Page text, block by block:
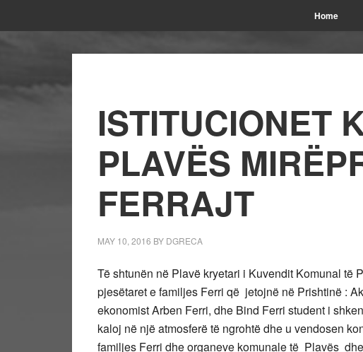
Home
ISTITUCIONET
PLAVËS
FERRAJT
MAY 10, 2016 BY DGRECA
Të shtunën në Plavë kryetari i Kuvendit Komunal të
pjesëtaret e familjes Ferri që jetojnë në Prishtinë :
ekonomist Arben Ferri, dhe Bind Ferri student i
kaloj në një atmosferë të ngrohtë dhe u vendosen
familjes Ferri dhe organeve komunale të Plavës